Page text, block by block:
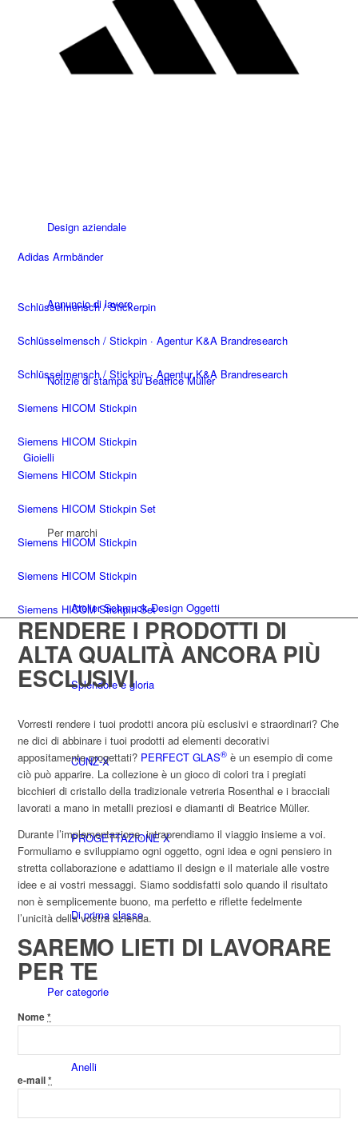
Design aziendale
Annuncio di lavoro
Notizie di stampa su Beatrice Müller
Gioielli
Per marchi
Atelier Schmuck Design Oggetti
Splendore e gloria
CUNZ-X
PROGETTAZIONE X
Di prima classe
Per categorie
Anelli
Adidas Armbänder
Schlüsselmensch / Stickerpin
Schlüsselmensch / Stickpin · Agentur K&A Brandresearch
Schlüsselmensch / Stickpin · Agentur K&A Brandresearch
Siemens HICOM Stickpin
Siemens HICOM Stickpin
Siemens HICOM Stickpin
Siemens HICOM Stickpin Set
Siemens HICOM Stickpin
Siemens HICOM Stickpin
Siemens HICOM Stickpin Set
RENDERE I PRODOTTI DI
ALTA QUALITÀ ANCORA PIÙ
ESCLUSIVI
Vorresti rendere i tuoi prodotti ancora più esclusivi e straordinari? Che
ne dici di abbinare i tuoi prodotti ad elementi decorativi
appositamente progettati? PERFECT GLAS® è un esempio di come
ciò può apparire. La collezione è un gioco di colori tra i pregiati
bicchieri di cristallo della tradizionale vetreria Rosenthal e i bracciali
lavorati a mano in metalli preziosi e diamanti di Beatrice Müller.
Durante l’implementazione, intraprendiamo il viaggio insieme a voi.
Formuliamo e sviluppiamo ogni oggetto, ogni idea e ogni pensiero in
stretta collaborazione e adattiamo il design e il materiale alle vostre
idee e ai vostri messaggi. Siamo soddisfatti solo quando il risultato
non è semplicemente buono, ma perfetto e riflette fedelmente
l’unicità della vostra azienda.
SAREMO LIETI DI LAVORARE
PER TE
Nome*
e-mail*